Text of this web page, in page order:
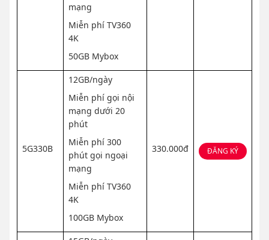
mạng
Miễn phí TV360
4K
50GB Mybox
5G330B
12GB/ngày
Miễn phí gọi nội
mạng dưới 20
phút
Miễn phí 300
phút gọi ngoại
mạng
Miễn phí TV360
4K
100GB Mybox
330.000đ ĐĂNG KÝ